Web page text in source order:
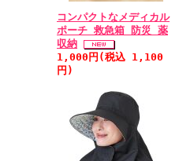
コンパクトなメディカル
ポーチ 救急箱 防災 薬
収納
1,000円(税込 1,100
円)